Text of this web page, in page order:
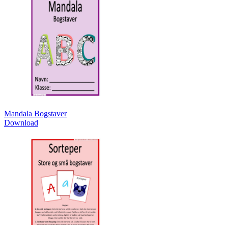
Mandala Bogstaver
Download